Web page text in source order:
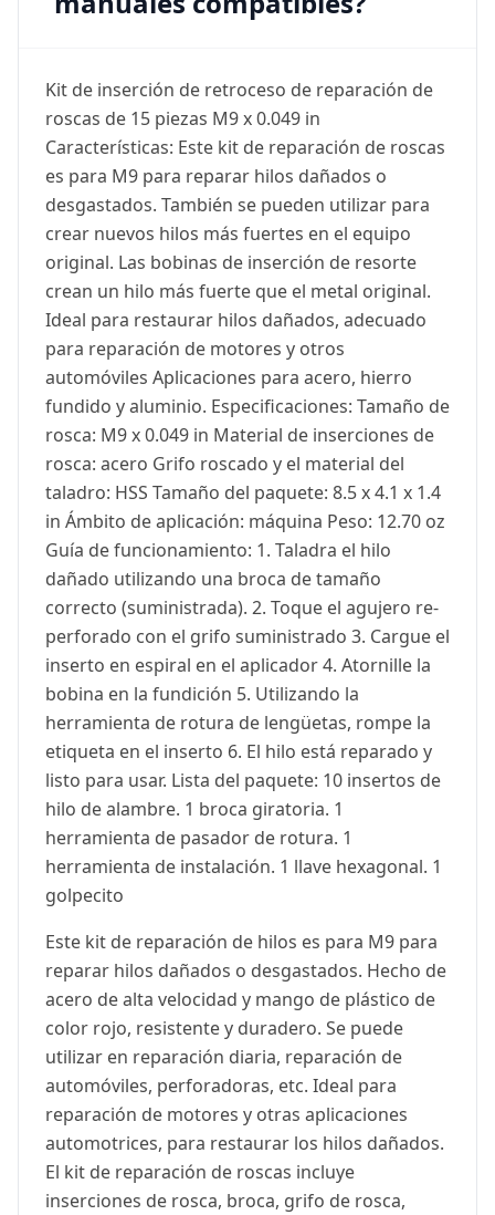
Kit de inserción de retroceso de reparación de
roscas de 15 piezas M9 x 0.049 in
Características: Este kit de reparación de roscas
es para M9 para reparar hilos dañados o
desgastados. También se pueden utilizar para
crear nuevos hilos más fuertes en el equipo
original. Las bobinas de inserción de resorte
crean un hilo más fuerte que el metal original.
Ideal para restaurar hilos dañados, adecuado
para reparación de motores y otros
automóviles Aplicaciones para acero, hierro
fundido y aluminio. Especificaciones: Tamaño de
rosca: M9 x 0.049 in Material de inserciones de
rosca: acero Grifo roscado y el material del
taladro: HSS Tamaño del paquete: 8.5 x 4.1 x 1.4
in Ámbito de aplicación: máquina Peso: 12.70 oz
Guía de funcionamiento: 1. Taladra el hilo
dañado utilizando una broca de tamaño
correcto (suministrada). 2. Toque el agujero re-
perforado con el grifo suministrado 3. Cargue el
inserto en espiral en el aplicador 4. Atornille la
bobina en la fundición 5. Utilizando la
herramienta de rotura de lengüetas, rompe la
etiqueta en el inserto 6. El hilo está reparado y
listo para usar. Lista del paquete: 10 insertos de
hilo de alambre. 1 broca giratoria. 1
herramienta de pasador de rotura. 1
herramienta de instalación. 1 llave hexagonal. 1
golpecito
Este kit de reparación de hilos es para M9 para
reparar hilos dañados o desgastados. Hecho de
acero de alta velocidad y mango de plástico de
color rojo, resistente y duradero. Se puede
utilizar en reparación diaria, reparación de
automóviles, perforadoras, etc. Ideal para
reparación de motores y otras aplicaciones
automotrices, para restaurar los hilos dañados.
El kit de reparación de roscas incluye
inserciones de rosca, broca, grifo de rosca,